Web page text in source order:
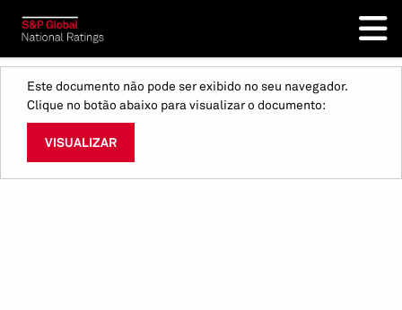
Este documento não pode ser exibido no seu navegador.
Clique no botão abaixo para visualizar o documento:
VISUALIZAR